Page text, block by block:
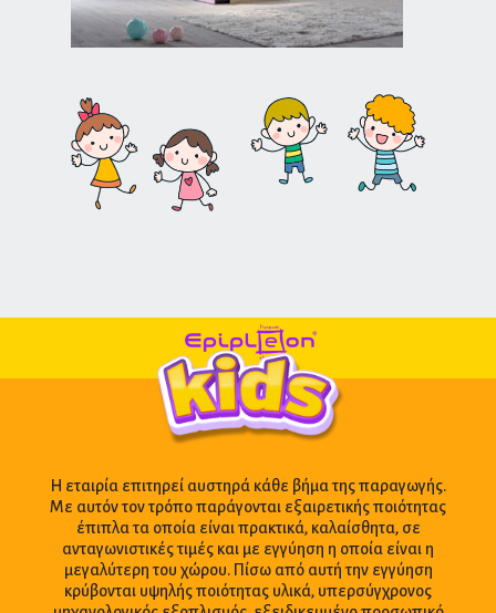
Η εταιρία επιτηρεί αυστηρά κάθε βήμα της παραγωγής.
Με αυτόν τον τρόπο παράγονται εξαιρετικής ποιότητας
έπιπλα τα οποία είναι πρακτικά, καλαίσθητα, σε
ανταγωνιστικές τιμές και με εγγύηση η οποία είναι η
μεγαλύτερη του χώρου. Πίσω από αυτή την εγγύηση
κρύβονται υψηλής ποιότητας υλικά, υπερσύγχρονος